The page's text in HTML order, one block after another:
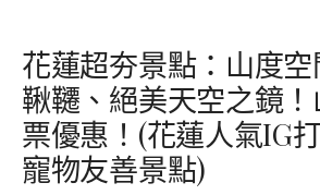
花蓮超夯景點：山度
鞦韆、絕美天空之鏡
票優惠！(花蓮人氣IG
寵物友善景點)